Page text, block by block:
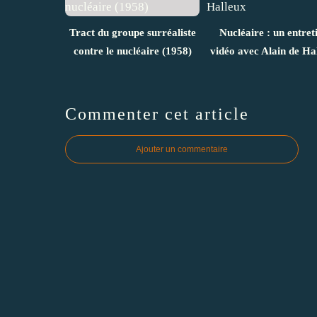
Tract du groupe surréaliste
contre le nucléaire (1958)
Nucléaire : un
vidéo avec Alain de
Commenter cet article
Ajouter un commentaire